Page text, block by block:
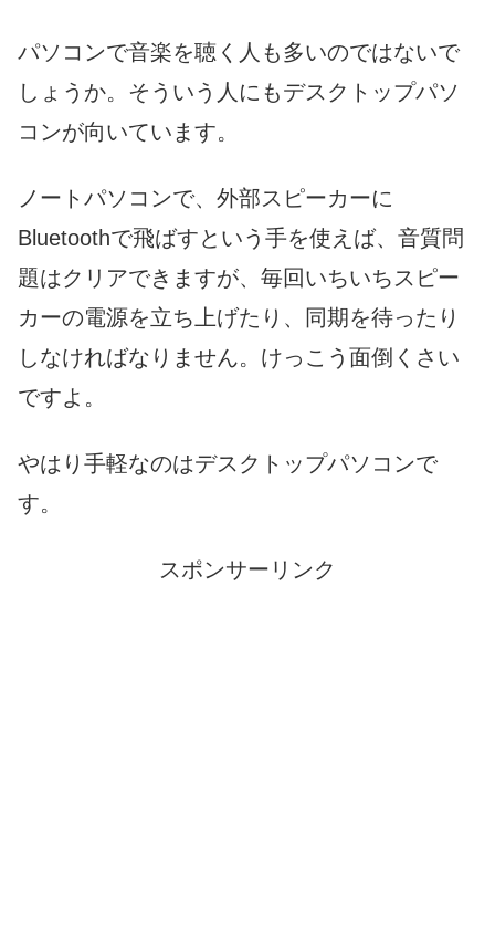
パソコンで音楽を聴く人も多いのではないで
しょうか。そういう人にもデスクトップパソ
コンが向いています。
ノートパソコンで、外部スピーカーに
Bluetoothで飛ばすという手を使えば、音質問
題はクリアできますが、毎回いちいちスピー
カーの電源を立ち上げたり、同期を待ったり
しなければなりません。けっこう面倒くさい
ですよ。
やはり手軽なのはデスクトップパソコンで
す。
スポンサーリンク